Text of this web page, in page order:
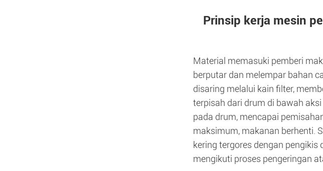
Prinsip kerja mesin
Material memasuki pemberi
berputar dan melempar bahan
disaring melalui kain filter,
terpisah dari drum di bawah
pada drum, mencapai
maksimum, makanan berhenti.
kering tergores dengan
mengikuti proses pengeringan